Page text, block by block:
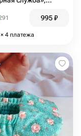
995₽
× 4 платежа